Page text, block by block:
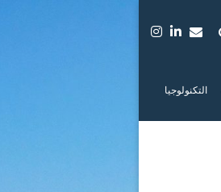
التكنولوجيا